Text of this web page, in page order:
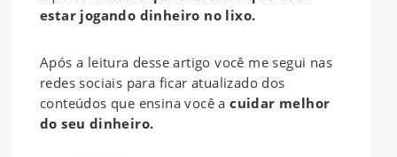
estar jogando dinheiro no lixo.
Após a leitura desse artigo você me segui nas
redes sociais para ficar atualizado dos
conteúdos que ensina você a cuidar melhor
do seu dinheiro.